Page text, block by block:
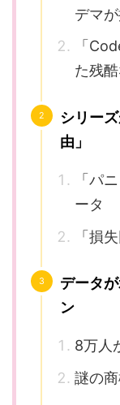
デマ
「
た残
シリー
由」
「パ
ータ
「損
データ
ン
8万人
謎の